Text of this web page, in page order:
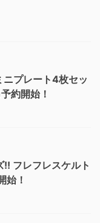
プレート4枚セッ
約開始！
フレフレスケルト
始！